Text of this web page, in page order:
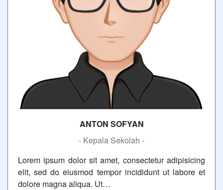
ANTON SOFYAN
- Kepala Sekolah -
Lorem ipsum dolor sit amet, consectetur adipisicing
elit, sed do eiusmod tempor incididunt ut labore et
dolore magna aliqua. Ut…